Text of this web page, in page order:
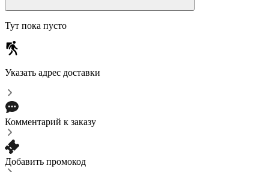
Тут пока пусто
Указать адрес доставки
Комментарий к заказу
Добавить промокод